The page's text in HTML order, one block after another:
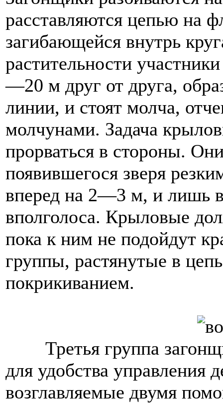
расставляются цепью на
загибающейся внутрь
растительности
—20 м друг от друга,
линии, и стоят молча,
молчунами. Задача
прорваться в стороны.
появившегося зверя
вперед на 2—3 м, и лишь
вполголоса. Крыловые
пока к ним не подойдут
группы, растянутые в
покрикиванием.
Третья группа
для удобства управления
возглавляемые двумя